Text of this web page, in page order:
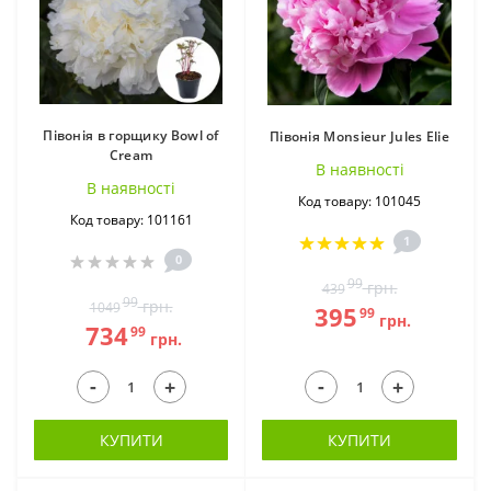
горщиках (1)
Пахизандра в
горщиках (6)
Півонія в горщику Bowl of
Cream
В наявностi
Код товару: 101161
0
104999грн.
73499 грн.
- +
КУПИТИ
Півонія Monsieur Jules Elie
В наявностi
Код товару: 101045
1
43999грн.
39599грн.
- +
КУПИТИ